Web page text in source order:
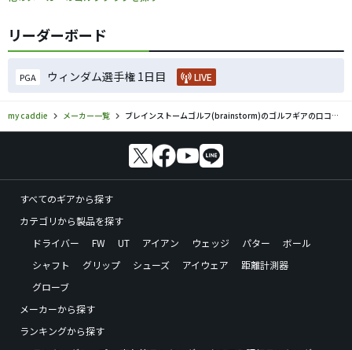
リーダーボード
PGA ウィンダム選手権 1日目 LIVE
my caddie メーカー一覧 ブレインストームゴルフ(brainstorm)のゴルフギアの口コミ評価
すべてのギアから探す
カテゴリから製品を探す
ドライバー
FW UT アイアン ウェッジ パター
ボール
シャフト
グリップ シューズ アイウェア
距離計測器
グローブ
メーカーから探す
ランキングから探す